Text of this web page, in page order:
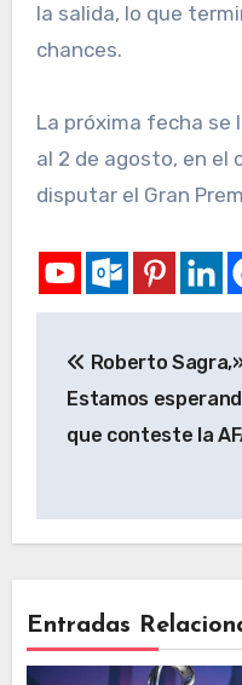
la salida, lo que
chances.
La próxima fecha se
al 2 de agosto, en el
disputar el Gran
Roberto
Estamos
que conteste la
Entradas